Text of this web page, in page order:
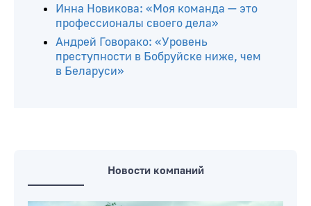
Инна Новикова: «Моя команда — это
профессионалы своего дела»
Андрей Говорако: «Уровень
преступности в Бобруйске ниже, чем
в Беларуси»
Новости компаний